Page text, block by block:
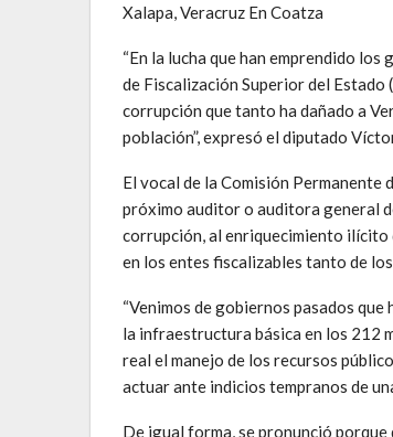
Xalapa, Veracruz En Coatza
“En la lucha que han emprendido
de Fiscalización Superior del
corrupción que tanto ha dañado a
población”, expresó el diputado
El vocal de la Comisión Permanente
próximo auditor o auditora general
corrupción, al enriquecimiento ilícito
en los entes fiscalizables tanto de
“Venimos de gobiernos pasados
la infraestructura básica en los 212
real el manejo de los recursos
actuar ante indicios tempranos de
De igual forma, se pronunció